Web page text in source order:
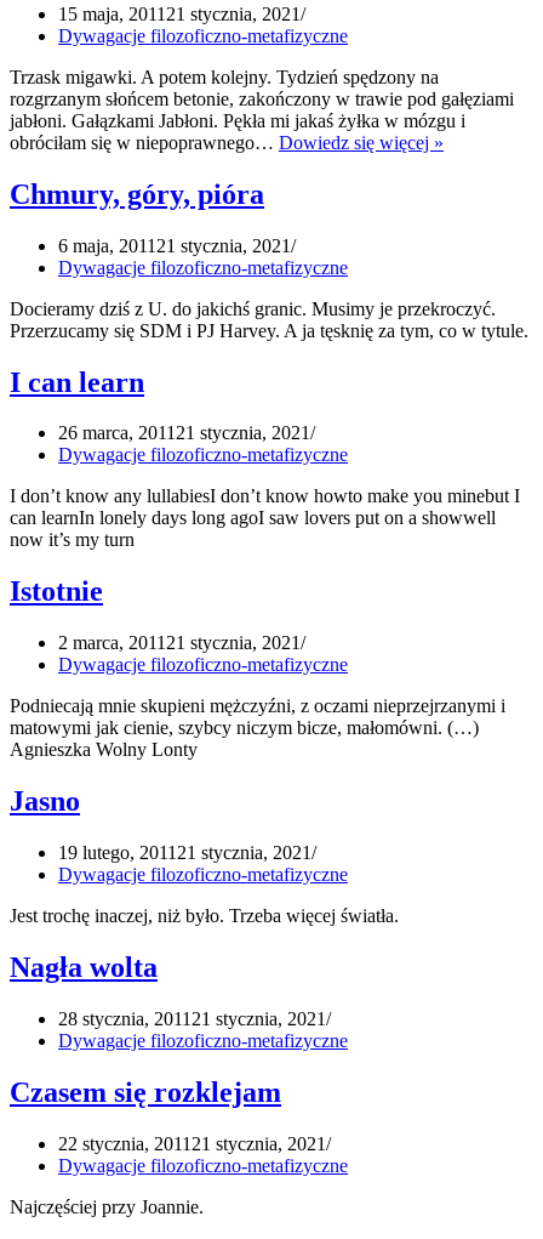
15 maja, 2011 21 stycznia, 2021
Dywagacje filozoficzno-metafizyczne
Trzask migawki. A potem kolejny. Tydzień spędzony na
rozgrzanym słońcem betonie, zakończony w trawie pod gałęziami
jabłoni. Gałązkami Jabłoni. Pękła mi jakaś żyłka w mózgu i
obróciłam się w niepoprawnego… Dowiedz się więcej »
Chmury, góry, pióra
6 maja, 2011 21 stycznia, 2021
Dywagacje filozoficzno-metafizyczne
Docieramy dziś z U. do jakichś granic. Musimy je przekroczyć.
Przerzucamy się SDM i PJ Harvey. A ja tęsknię za tym, co w tytule.
I can learn
26 marca, 201121 stycznia, 2021
Dywagacje filozoficzno-metafizyczne
I don’t know any lullabiesI don’t know howto make you minebut I
can learnIn lonely days long agoI saw lovers put on a showwell
now it’s my turn
Istotnie
2 marca, 2011 21 stycznia, 2021
Dywagacje filozoficzno-metafizyczne
Podniecają mnie skupieni mężczyźni, z oczami nieprzejrzanymi i
matowymi jak cienie, szybcy niczym bicze, małomówni. (…)
Agnieszka Wolny Lonty
Jasno
19 lutego, 2011 21 stycznia, 2021
Dywagacje filozoficzno-metafizyczne
Jest trochę inaczej, niż było. Trzeba więcej światła.
Nagła wolta
28 stycznia, 2011 21 stycznia, 2021
Dywagacje filozoficzno-metafizyczne
Czasem się rozklejam
22 stycznia, 2011 21 stycznia, 2021
Dywagacje filozoficzno-metafizyczne
Najczęściej przy Joannie.